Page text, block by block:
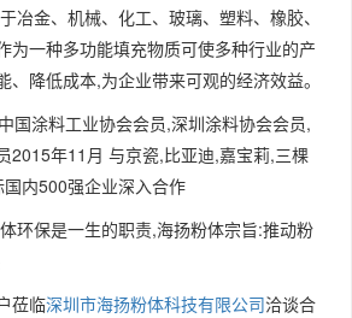
冶金、机械、化工、玻璃、塑料、橡胶、
为一种多功能填充物质可使多种行业的产
、降低成本,为企业带来可观的经济效益。
国涂料工业协会会员,深圳涂料协会会员,
2015年11月 与京瓷,比亚迪,嘉宝莉,三棵
内500强企业深入合作
环保是一生的职责,海扬粉体宗旨:推动粉
莅临深圳市海扬粉体科技有限公司洽谈合